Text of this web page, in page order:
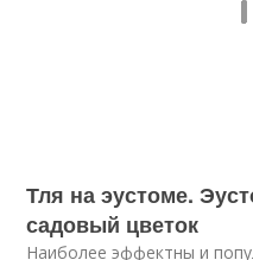
Тля на эустоме.
садовый цветок
Наиболее эффектны и